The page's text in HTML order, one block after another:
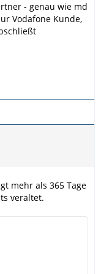
- genau wie md
Vodafone Kunde,
mehr als 365 Tage
veraltet.